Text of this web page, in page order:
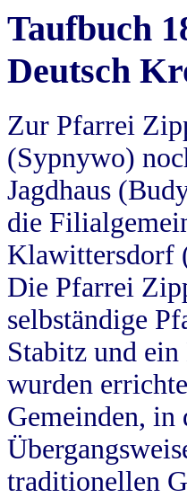
Taufbuch
Deutsch
Zur Pfarrei
(Sypnywo)
Jagdhaus
die
Klawittersdorf
Die Pfarrei
selbständige
Stabitz und
wurden
Gemeinden, in
traditionellen